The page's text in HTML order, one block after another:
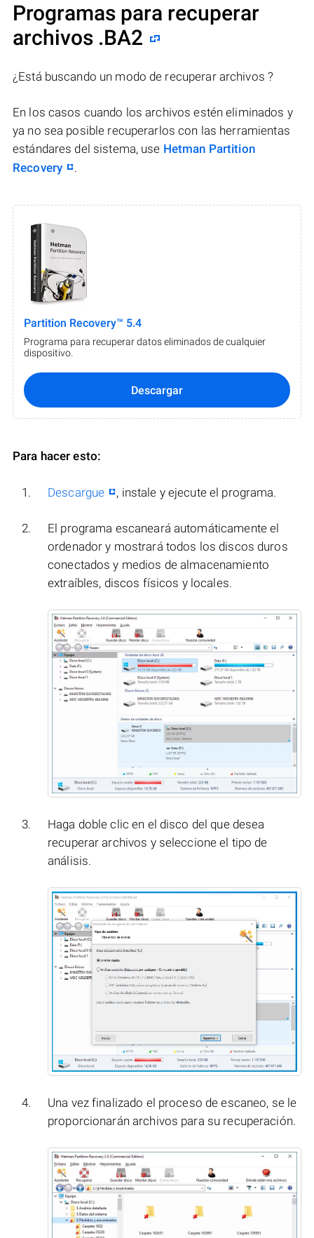
Programas para recuperar
archivos .BA2
¿Está buscando un modo de recuperar archivos ?
En los casos cuando los archivos estén eliminados y
ya no sea posible recuperarlos con las herramientas
estándares del sistema, use Hetman Partition
Recovery
.
Partition Recovery™ 5.4
Programa para recuperar datos eliminados de cualquier
dispositivo.
Descargar
Para hacer esto:
Descargue , instale y ejecute el programa.
El programa escaneará automáticamente el
ordenador y mostrará todos los discos duros
conectados y medios de almacenamiento
extraíbles, discos físicos y locales.
Haga doble clic en el disco del que desea
recuperar archivos y seleccione el tipo de
análisis.
Una vez finalizado el proceso de escaneo, se le
proporcionarán archivos para su recuperación.